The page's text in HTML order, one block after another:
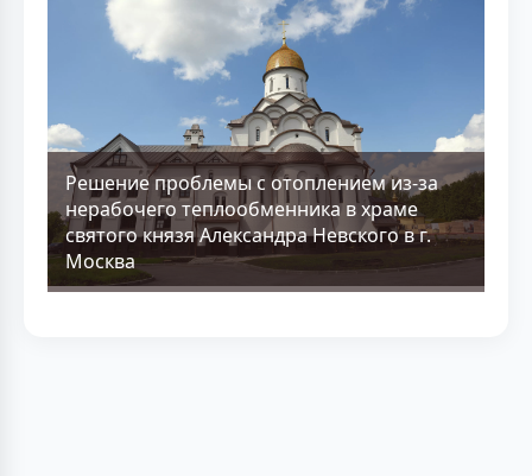
Решение проблемы с отоплением из-за
нерабочего теплообменника в храме
святого князя Александра Невского в г.
Москва